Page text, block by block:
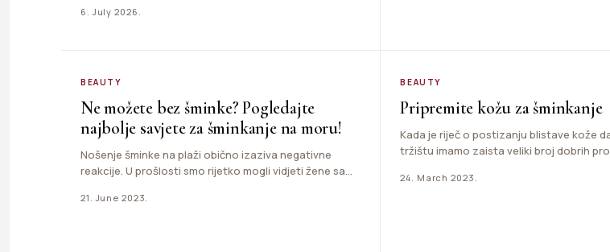
6. July 2026.
BEAUTY
Ne možete bez šminke? Pogledajte
najbolje savjete za šminkanje na moru!
Nošenje šminke na plaži obično izaziva negativne
reakcije. U prošlosti smo rijetko mogli vidjeti žene sa
21. June 2023.
BEAUTY
Pripremite kožu za šminkanje
Kada je riječ o postizanju blistave kože
tržištu imamo zaista veliki broj dobrih
24. March 2023.